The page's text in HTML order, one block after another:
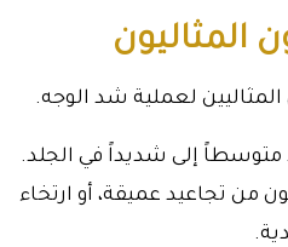
لعملية شد الوجه.
متوسطاً إلى شديداً في الجلد.
من تجاعيد عميقة، أو ارتخاء